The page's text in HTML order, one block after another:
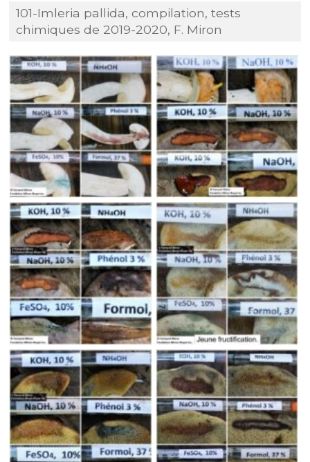
101-Imleria pallida, compilation, tests
chimiques de 2019-2020, F. Miron